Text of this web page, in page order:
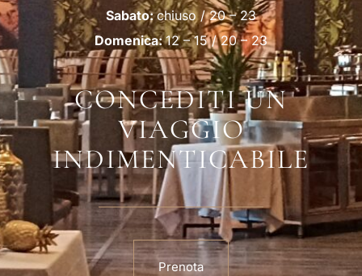
Sabato:chiuso / 20 – 23
Domenica:12 – 15 / 20 – 23
CONCEDITI UN
VIAGGIO
INDIMENTICABILE
Prenota